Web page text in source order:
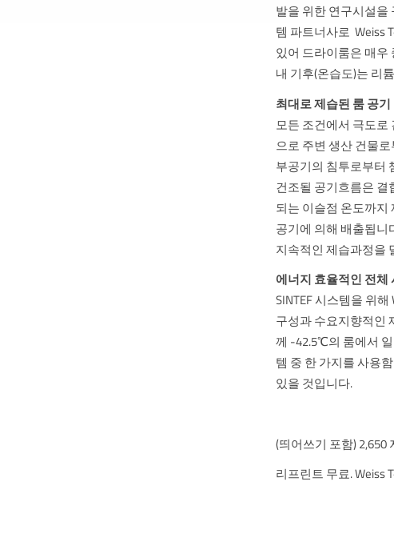
발을 위한 연구시설을
템 파트너사로 Weiss
있어 드라이룸은 매우
내 기후(온습도)는 리
최대로 제습된 룸 공기
모든 조건에서 극도로
으로 주변 생산 건물
부공기의 침투로부터
건조될 공기흐름은 결
되는 이슬점 온도까지
공기에 의해 배출됩
지속적인 제습과정을
에너지 효율적인 전체
SINTEF 시스템을 위
구성과 수요지향적인
께 -42.5℃의 룸에서
템 중 한 가지를 사용
있을 것입니다.
(띄어쓰기 포함) 2,650
리프린트 무료. Weiss